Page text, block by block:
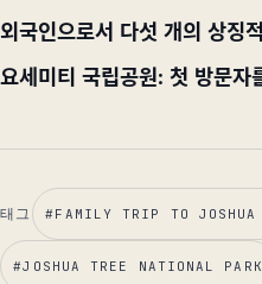
외국인으로서 다섯 개의 상징
요세미티 국립공원: 첫 방문자
태그 #FAMILY TRIP TO JOSHUA
#JOSHUA TREE NATIONAL PARK